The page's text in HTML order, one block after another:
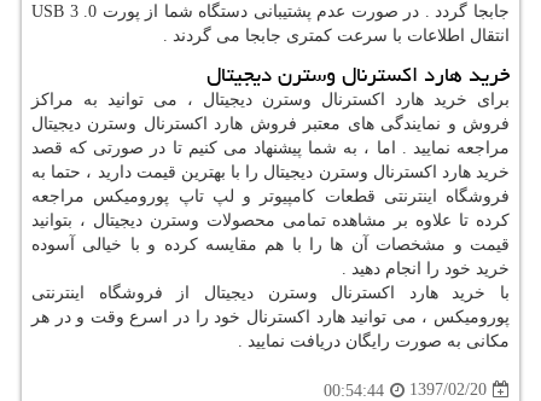
جابجا گردد . در صورت عدم پشتیبانی دستگاه شما از پورت USB 3 .0
انتقال اطلاعات با سرعت کمتری جابجا می گردند .
خرید هارد اکسترنال وسترن دیجیتال
برای خرید هارد اکسترنال وسترن دیجیتال ، می توانید به مراکز
فروش و نمایندگی های معتبر فروش هارد اکسترنال وسترن دیجیتال
مراجعه نمایید . اما ، به شما پیشنهاد می کنیم تا در صورتی که قصد
خرید هارد اکسترنال وسترن دیجیتال را با بهترین قیمت دارید ، حتما به
فروشگاه اینترنتی قطعات کامپیوتر و لپ تاپ پورومیکس مراجعه
کرده تا علاوه بر مشاهده تمامی محصولات وسترن دیجیتال ، بتوانید
قیمت و مشخصات آن ها را با هم مقایسه کرده و با خیالی آسوده
خرید خود را انجام دهید .
با خرید هارد اکسترنال وسترن دیجیتال از فروشگاه اینترنتی
پورومیکس ، می توانید هارد اکسترنال خود را در اسرع وقت و در هر
مکانی به صورت رایگان دریافت نمایید .
1397/02/20
00:54:44